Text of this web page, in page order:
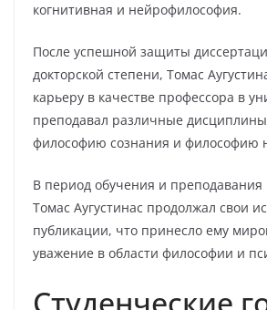
когнитивная и нейрофилософия.
После успешной защиты
докторской степени, Томас
карьеру в качестве профессора в
преподавал различные
философию сознания и философию
В период обучения и преподавания
Томас Аугустинас продолжал свои
публикации, что принесло ему
уважение в области философии и